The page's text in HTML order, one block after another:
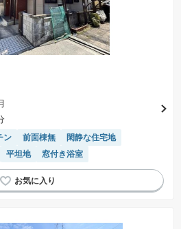
ン 前面棟無
閑静な住宅地
平坦地 窓付き浴室